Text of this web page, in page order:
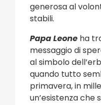
generosa al
stabili.
Papa Leone ha
messaggio di
al simbolo
quando tutto
primavera, in
un’esistenza che